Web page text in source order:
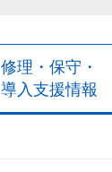
修理・保守・
導入支援情報